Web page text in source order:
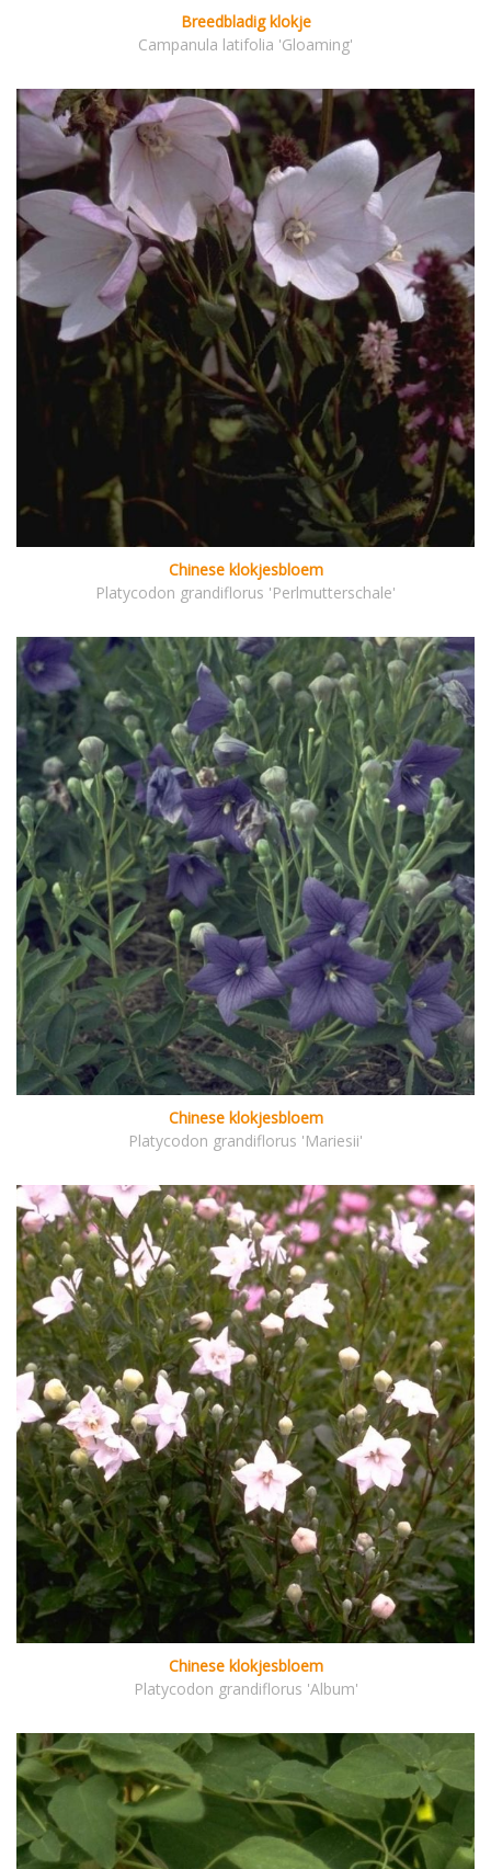
Breedbladig klokje
Campanula latifolia 'Gloaming'
Chinese klokjesbloem
Platycodon grandiflorus 'Perlmutterschale'
Chinese klokjesbloem
Platycodon grandiflorus 'Mariesii'
Chinese klokjesbloem
Platycodon grandiflorus 'Album'